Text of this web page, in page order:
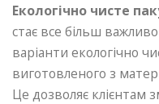
Екологічно чисте
стає все більш
варіанти екологічно
виготовленого з
Це дозволяє